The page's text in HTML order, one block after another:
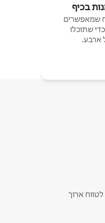
בכיף
שמאפשרים
שתוכלו
ארבע.
ארוך